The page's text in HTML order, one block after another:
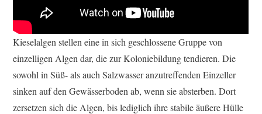
Kieselalgen stellen eine in sich geschlossene Gruppe von
einzelligen Algen dar, die zur Koloniebildung tendieren. Die
sowohl in Süß- als auch Salzwasser anzutreffenden Einzeller
sinken auf den Gewässerboden ab, wenn sie absterben. Dort
zersetzen sich die Algen, bis lediglich ihre stabile äußere Hülle